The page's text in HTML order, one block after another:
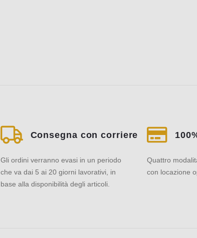
Consegna con corriere
Gli ordini verranno evasi in un periodo
che va dai 5 ai 20 giorni lavorativi, in
base alla disponibilità degli articoli.
Quattro
con locazione